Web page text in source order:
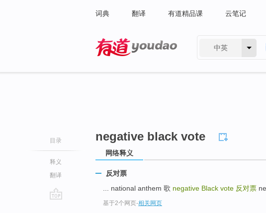
词典 翻译 有道精品课 云笔记
中英
目录
释义
翻译
negative black vote
网络释义
反对票
... national anthem 歌 negative Black vote 反对票
基于2个网页-相关网页